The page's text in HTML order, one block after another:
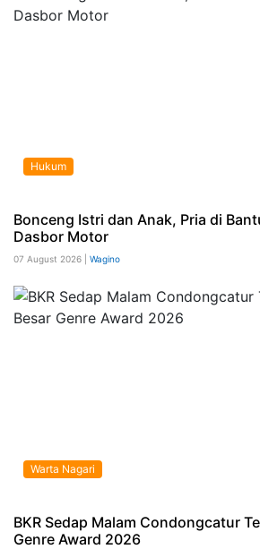
Hukum
Bonceng Istri dan Anak, Pria di
Dasbor Motor
07 August 2026 | Wagino
Warta Nagari
BKR Sedap Malam Condongcatur
Genre Award 2026